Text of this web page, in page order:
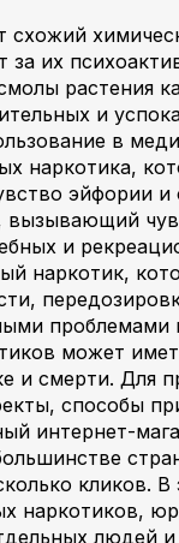
их
растения
и
в
наркотика,
эйфории и
и
наркотик,
может
и смерти. Для
способы
интернет-
кликов.
наркотиков,
людей